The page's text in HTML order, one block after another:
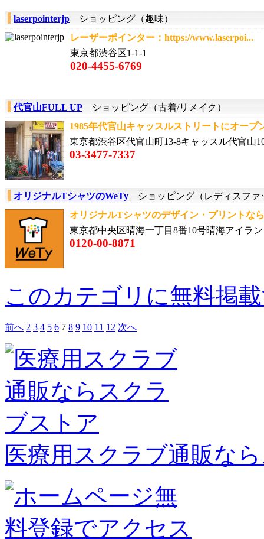
laserpointerjp ショッピング（趣味）
レーザーポインター：https://www.laserpoi...
東京都渋谷区1-1-1
020-4455-6769
代官山FULL UP ショッピング（古着/リメイク）
1985年代官山キャッスルストリートにオー
東京都渋谷区代官山町13-8キャッスル代官山
03-3477-7337
オリジナルTシャツのWeTy ショッピング（レディスファ
オリジナルTシャツのデザイン・プリントな
東京都中央区晴海一丁目8番10号晴海アイラ
0120-00-8871
このカテゴリに無料掲
前へ 2 3 4 5 6 7 8 9 10 11 12 次へ
医療用スクラブ通販な